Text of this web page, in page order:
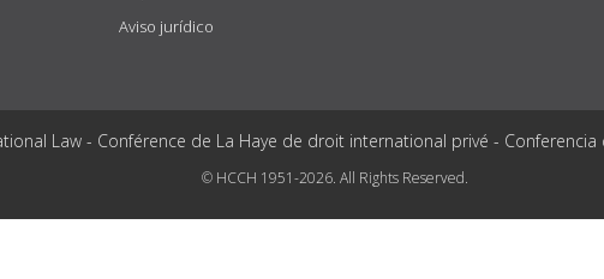
Aviso jurídico
Law - Conférence de La Haye de droit international privé -
© HCCH 1951-2026. All Rights Reserved.